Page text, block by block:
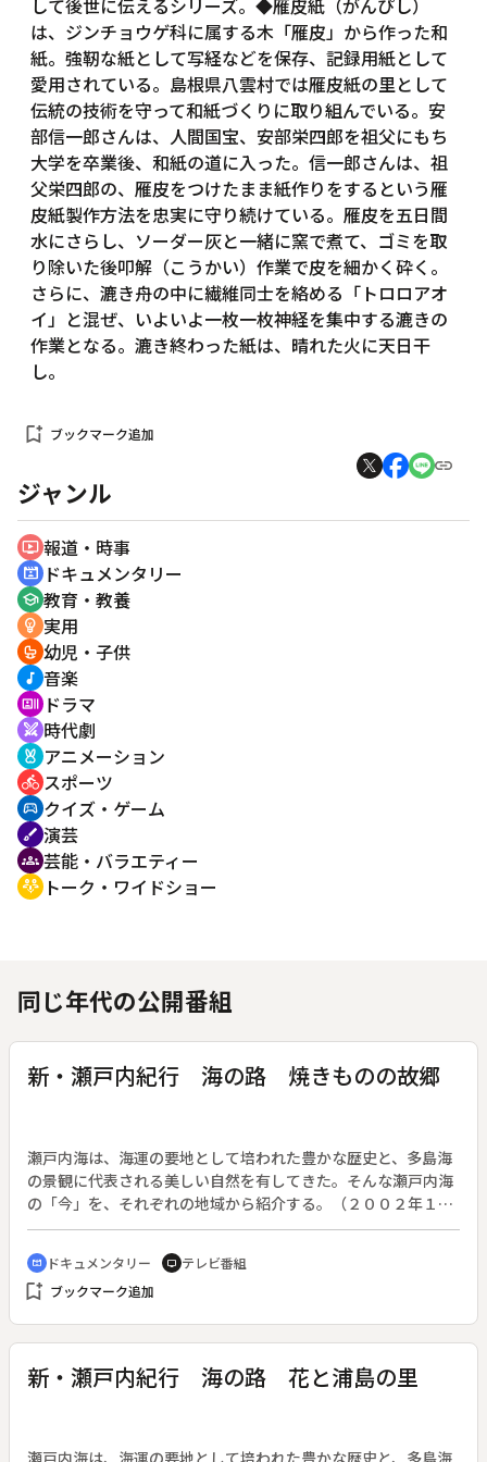
は、ジンチョウゲ科に属する木「雁皮」から作った和
紙。強靭な紙として写経などを保存、記録用紙として
愛用されている。島根県八雲村では雁皮紙の里として
伝統の技術を守って和紙づくりに取り組んでいる。安
部信一郎さんは、人間国宝、安部栄四郎を祖父にもち
大学を卒業後、和紙の道に入った。信一郎さんは、祖
父栄四郎の、雁皮をつけたまま紙作りをするという雁
皮紙製作方法を忠実に守り続けている。雁皮を五日間
水にさらし、ソーダー灰と一緒に窯で煮て、ゴミを取
り除いた後叩解（こうかい）作業で皮を細かく砕く。
さらに、漉き舟の中に繊維同士を絡める「トロロアオ
イ」と混ぜ、いよいよ一枚一枚神経を集中する漉きの
作業となる。漉き終わった紙は、晴れた火に天日干
し。
bookmark_add ブックマーク追加
ジャンル
ondemand_video 報道・時事
cinematic_blur ドキュメンタリー
school 教育・教養
emoji_objects 実用
crib 幼児・子供
music_note 音楽
recent_actors ドラマ
swords 時代劇
cruelty_free アニメーション
directions_bike スポーツ
sports_esports クイズ・ゲーム
brush 演芸
groups 芸能・バラエティー
adaptive_audio_mic トーク・ワイドショー
同じ年代の公開番組
新・瀬戸内紀行 海の路 焼きものの故郷
瀬戸内海は、海運の要地として培われた豊かな歴史と、多島海
の景観に代表される美しい自然を有してきた。そんな瀬戸内海
の「今」を、それぞれの地域から紹介する。（２００２年１０
月７日・２００３年９月２２日、全５０回）◆この回は「焼き
ものの故郷」。
cinematic_blur ドキュメンタリー tv テレビ番組
bookmark_add ブックマーク追加
新・瀬戸内紀行 海の路 花と浦島の里